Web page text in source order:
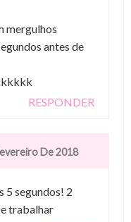
mergulhos
antes de
RESPONDER
De 2018
5 segundos! 2
trabalhar